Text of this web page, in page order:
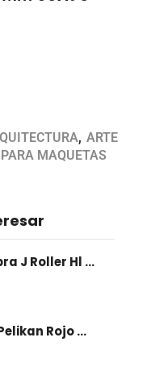
, ARTE
MAQUETAS
Marcatextos Zebra J Roller Hl 2 Puntas Rosa
Lapiz Checador Pelikan Rojo Carmin C/10